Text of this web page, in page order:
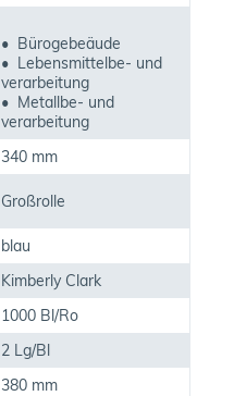
• Bürogebeäude
• Lebensmittelbe- und
verarbeitung
• Metallbe- und
verarbeitung
340 mm
Großrolle
blau
Kimberly Clark
1000 Bl/Ro
2 Lg/Bl
380 mm